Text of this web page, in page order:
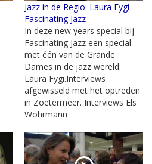
Jazz in de Regio: Laura Fygi
Fascinating Jazz
In deze new years special bij
Fascinating Jazz een special
met één van de Grande
Dames in de jazz wereld:
Laura Fygi.Interviews
afgewisseld met het optreden
in Zoetermeer. Interviews Els
Wohrmann